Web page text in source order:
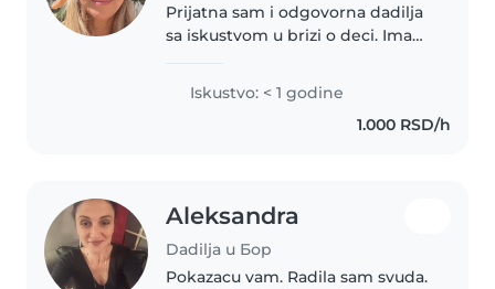
Prijatna sam i odgovorna dadilja
sa iskustvom u brizi o deci. Imam
da se brine o sebi. Komforna sam
Iskustvo: < 1 godine
1.000 RSD/h
Aleksandra
Dadilja u Бор
Pokazacu vam. Radila sam svuda.